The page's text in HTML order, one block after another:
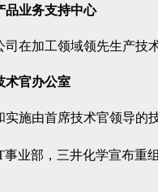
品业务支持中心
司在加工领域领先生产技
术官办公室
实施由首席技术官领导的